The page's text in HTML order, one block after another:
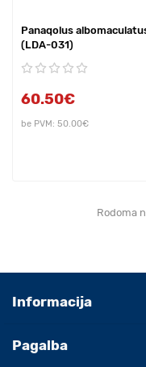
Panaqolus
(LDA-031)
60.50€
be PVM: 50.00€
Rodoma
Informacija
Pagalba